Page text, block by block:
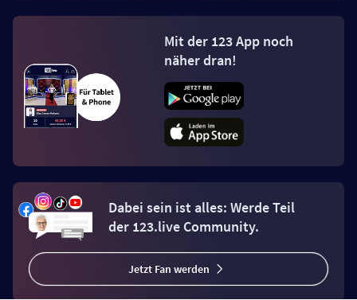
Mit der 123 App noch
näher dran!
Dabei sein ist alles: Werde Teil
der 123.live Community.
Jetzt Fan werden